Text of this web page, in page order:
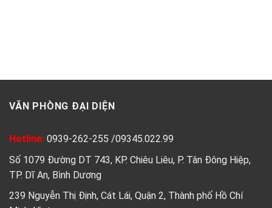
VĂN PHÒNG ĐẠI DIỆN
Hotline: 0939-262-255 /09345.022.99
Số 1079 Đường DT 743, KP. Chiêu Liêu, P. Tân Đông Hiệp,
TP. Dĩ An, Bình Dương
239 Nguyễn Thị Định, Cát Lái, Quận 2, Thành phố Hồ Chí